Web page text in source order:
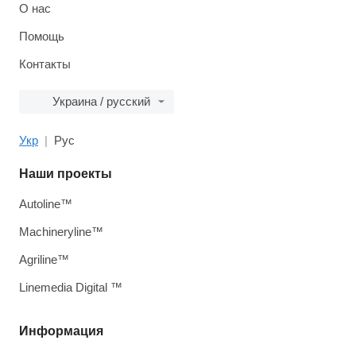
О нас
Помощь
Контакты
Украина / русский
Укр Рус
Информация
Наши проекты
Autoline™
Machineryline™
Agriline™
Linemedia Digital ™